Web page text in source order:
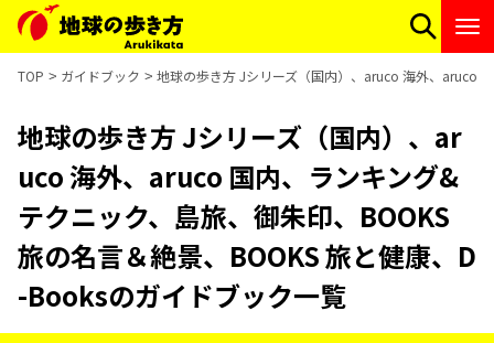
TOP ガイドブック 地球の歩き方 Jシリーズ（国内）、aruco 海外、aruco
地球の歩き方 Jシリーズ（国内）、ar
uco 海外、aruco 国内、ランキング&
テクニック、島旅、御朱印、BOOKS
旅の名言＆絶景、BOOKS 旅と健康、D
-Booksのガイドブック一覧